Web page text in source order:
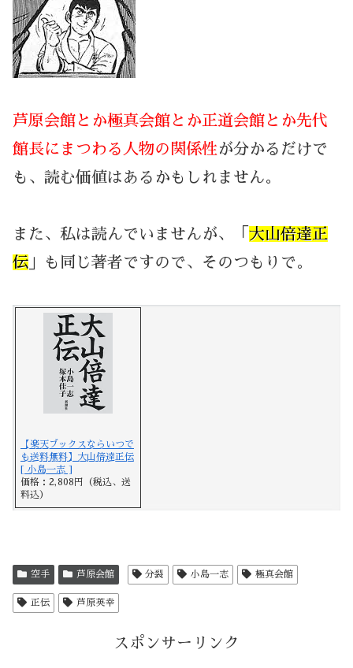
芦原会館とか極真会館とか正道会館とか先代
館長にまつわる人物の関係性 が分かるだけで
も、読む価値はあるかもしれません。
また、私は読んでいませんが、「 大山倍達正
伝 」も同じ著者ですので、そのつもりで。
【楽天ブックスならいつで
も送料無料】大山倍達正伝
[ 小島一志 ]
価格：2,808円（税込、送
料込）
空手 芦原会館 分裂 小島一志 極真会館
正伝 芦原英幸
スポンサーリンク